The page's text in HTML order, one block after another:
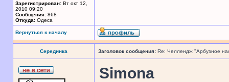
Зарегистрирован: Вт окт 12,
2010 09:20
Сообщения: 868
Откуда: Одеса
Вернуться к началу
Серединка Заголовок сообщения: Re: Челлендж "Арбузное
Simona